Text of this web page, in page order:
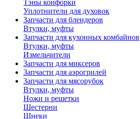
Тэны конфорки
Уплотнители для духовок
Запчасти для блендеров
Втулки, муфты
Запчасти для кухонных комбайнов
Втулки, муфты
Измельчители
Запчасти для миксеров
Запчасти для аэрогрилей
Запчасти для мясорубок
Втулки, муфты
Ножи и решетки
Шестерни
Шнеки